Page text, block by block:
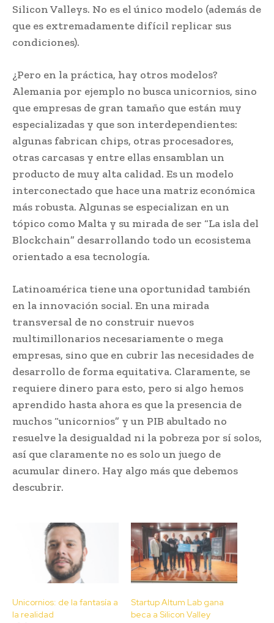
Silicon Valleys. No es el único modelo (además de
que es extremadamente difícil replicar sus
condiciones).
¿Pero en la práctica, hay otros modelos?
Alemania por ejemplo no busca unicornios, sino
que empresas de gran tamaño que están muy
especializadas y que son interdependientes:
algunas fabrican chips, otras procesadores,
otras carcasas y entre ellas ensamblan un
producto de muy alta calidad. Es un modelo
interconectado que hace una matriz económica
más robusta. Algunas se especializan en un
tópico como Malta y su mirada de ser “La isla del
Blockchain” desarrollando todo un ecosistema
orientado a esa tecnología.
Latinoamérica tiene una oportunidad también
en la innovación social. En una mirada
transversal de no construir nuevos
multimillonarios necesariamente o mega
empresas, sino que en cubrir las necesidades de
desarrollo de forma equitativa. Claramente, se
requiere dinero para esto, pero si algo hemos
aprendido hasta ahora es que la presencia de
muchos “unicornios” y un PIB abultado no
resuelve la desigualdad ni la pobreza por sí solos,
así que claramente no es solo un juego de
acumular dinero. Hay algo más que debemos
descubrir.
Unicornios: de la fantasía a
la realidad
Startup Altum Lab gana
beca a Silicon Valley